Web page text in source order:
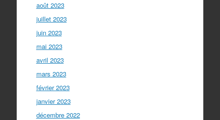
août 2023
juillet 2023
juin 2023
mai 2023
avril 2023
mars 2023
février 2023
janvier 2023
décembre 2022